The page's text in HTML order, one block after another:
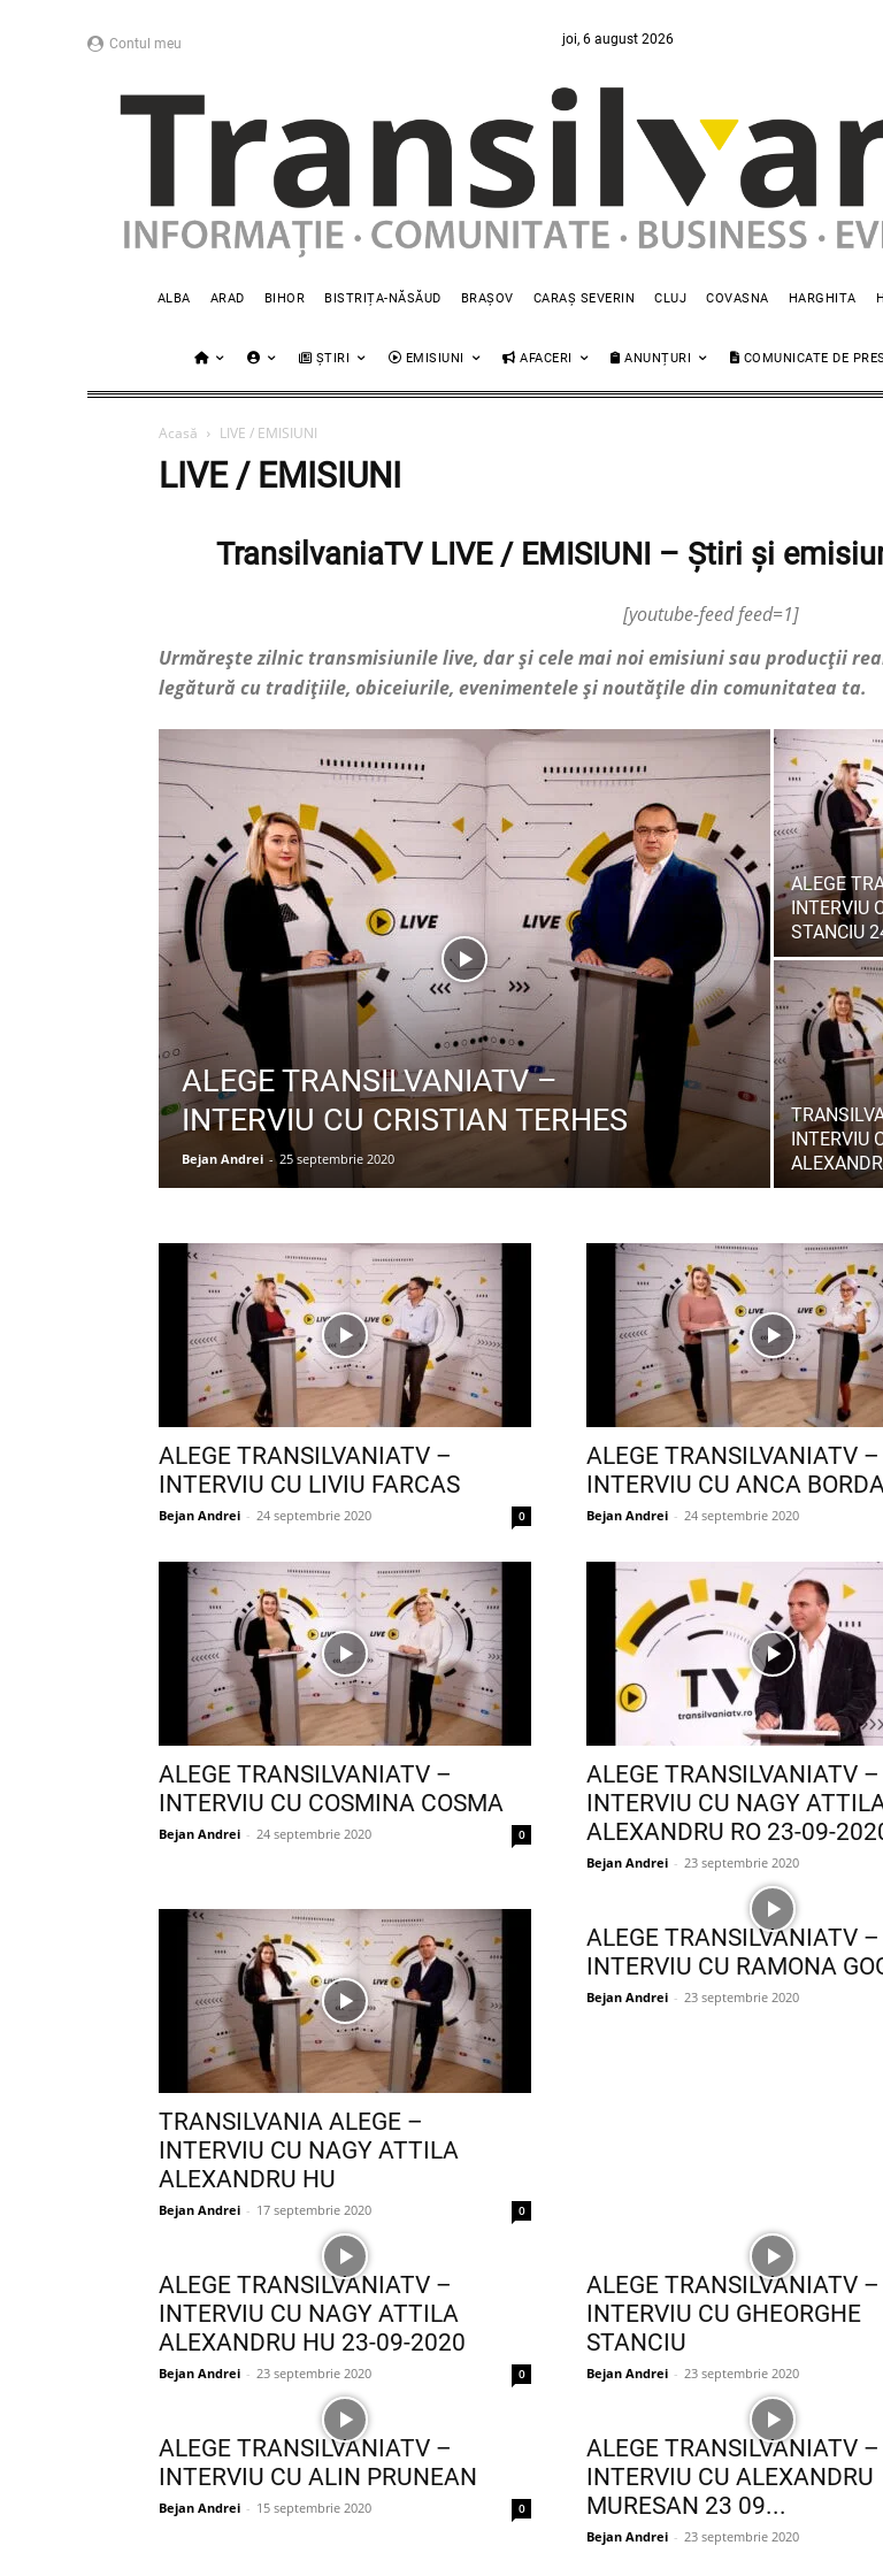
Contul meu joi, 6 august 2026
ALBA ARAD BIHOR BISTRIȚA-NĂSĂUD BRAȘOV CARAȘ SEVERIN CLUJ COVASNA HARGHITA
ȘTIRI EMISIUNI AFACERI ANUNȚURI COMUNICATE DE
Acasă LIVE / EMISIUNI
LIVE / EMISIUNI
TransilvaniaTV LIVE / EMISIUNI – Știri și
[youtube-feed feed=1]
Urmărește zilnic transmisiunile live, dar și cele mai noi emisiuni sau producții
legătură cu tradițiile, obiceiurile, evenimentele și noutățile din comunitatea ta.
ALEGE TRANSILVANIATV –
INTERVIU CU CRISTIAN TERHES
Bejan Andrei - 25 septembrie 2020
ALEGE
INTERVIU
STANCIU
INTERVIU
ALEGE TRANSILVANIATV –
INTERVIU CU LIVIU FARCAS
Bejan Andrei - 24 septembrie 2020 0
ALEGE TRANSILVANIATV –
INTERVIU CU ANCA
Bejan Andrei - 24 septembrie 2020
ALEGE TRANSILVANIATV –
INTERVIU CU COSMINA COSMA
Bejan Andrei - 24 septembrie 2020 0
ALEGE TRANSILVANIATV –
INTERVIU CU NAGY
ALEXANDRU RO 23-09-
Bejan Andrei - 23 septembrie 2020
TRANSILVANIA ALEGE –
INTERVIU CU NAGY ATTILA
ALEXANDRU HU
Bejan Andrei - 17 septembrie 2020 0
ALEGE TRANSILVANIATV –
INTERVIU CU RAMONA
Bejan Andrei - 23 septembrie 2020
ALEGE TRANSILVANIATV –
INTERVIU CU NAGY ATTILA
ALEXANDRU HU 23-09-2020
Bejan Andrei - 23 septembrie 2020 0
ALEGE TRANSILVANIATV –
INTERVIU CU GHEORGHE
STANCIU
Bejan Andrei - 23 septembrie 2020
ALEGE TRANSILVANIATV –
INTERVIU CU ALIN PRUNEAN
Bejan Andrei - 15 septembrie 2020 0
ALEGE TRANSILVANIATV –
INTERVIU CU ALEXANDRU
MURESAN 23 09...
Bejan Andrei - 23 septembrie 2020